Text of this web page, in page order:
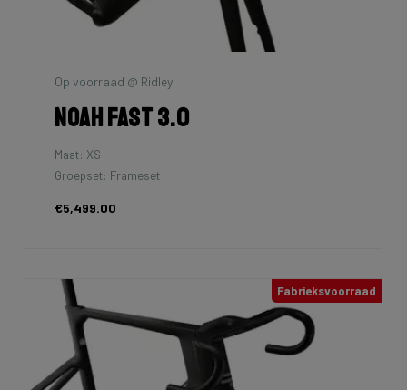
Op voorraad @ Ridley
Noah Fast 3.0
Maat: XS
Groepset: Frameset
€5,499.00
Fabrieksvoorraad